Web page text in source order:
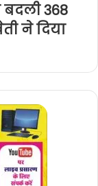
368
ने दिया